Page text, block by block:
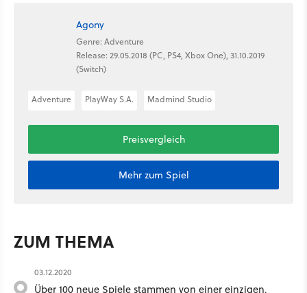
Agony
Genre: Adventure
Release: 29.05.2018 (PC, PS4, Xbox One), 31.10.2019
(Switch)
Adventure PlayWay S.A. Madmind Studio
Preisvergleich
Mehr zum Spiel
ZUM THEMA
03.12.2020
Über 100 neue Spiele stammen von einer einzigen,